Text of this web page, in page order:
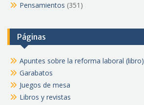
Pensamientos (351)
Páginas
Apuntes sobre la reforma laboral (libro)
Garabatos
Juegos de mesa
Libros y revistas